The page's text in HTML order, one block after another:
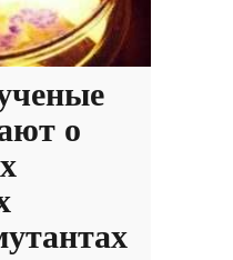
о